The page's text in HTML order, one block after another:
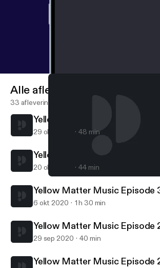
Yellow Matter Music
Alle afleveringen
33 afleveringen
Yellow Matter Music Episode
29 okt 2020 48 min
Yellow Matter Music Episode 31
20 okt 2020 44 min
Yellow Matter Music Episode
6 okt 2020 1 h 30 min
Yellow Matter Music Episode
29 sep 2020 40 min
Yellow Matter Music Episode